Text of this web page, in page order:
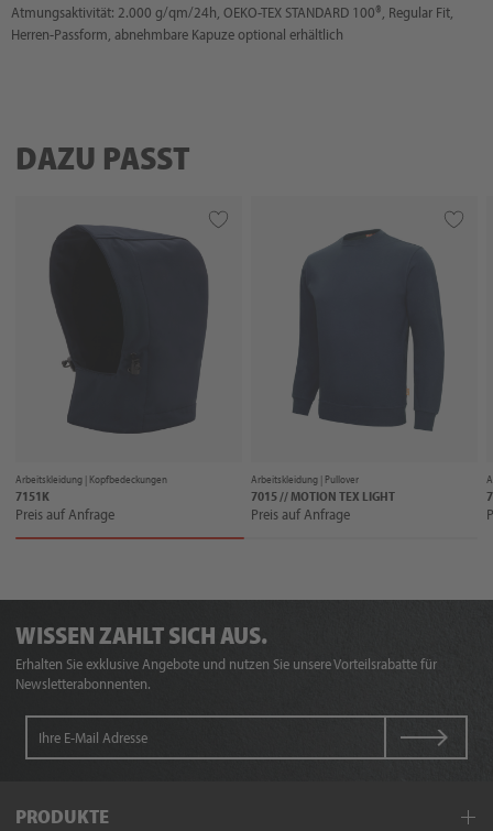
Atmungsaktivität: 2.000 g/qm/24h, OEKO-TEX STANDARD 100®, Regular Fit,
Herren-Passform, abnehmbare Kapuze optional erhältlich
DAZU PASST
Arbeitskleidung | Kopfbedeckungen
7151K
Preis auf Anfrage
Arbeitskleidung | Pullover
7015 // MOTION TEX LIGHT
Preis auf Anfrage
WISSEN ZAHLT SICH AUS.
Erhalten Sie exklusive Angebote und nutzen Sie unsere Vorteilsrabatte für
Newsletterabonnenten.
PRODUKTE